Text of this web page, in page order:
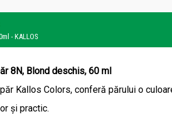
- KALLOS
8N, Blond deschis, 60 ml
Kallos Colors, conferă părului o
şi practic.